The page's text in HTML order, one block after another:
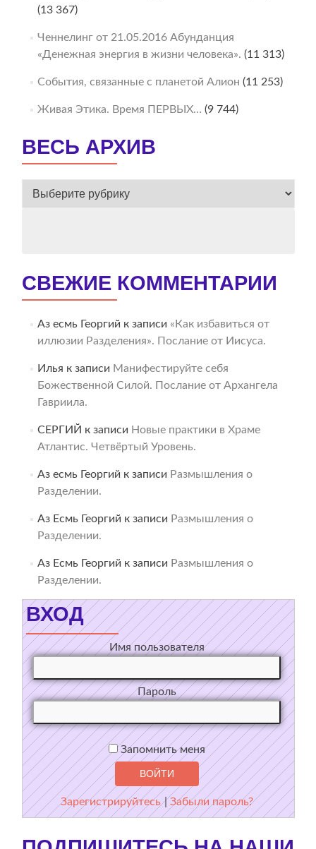
(13 367)
Ченнелинг от 21.05.2016 Абунданция
«Денежная энергия в жизни человека». (11 313)
События, связанные с планетой Алион (11 253)
Живая Этика. Время ПЕРВЫХ… (9 744)
ВЕСЬ АРХИВ
ВЕСЬ
СВЕЖИЕ КОММЕНТАРИИ
Аз есмь Георгий к записи «Как избавиться от
иллюзии Разделения». Послание от Иисуса.
Илья к записи Манифестируйте себя
Божественной Силой. Послание от Архангела
Гавриила.
СЕРГИЙ к записи Новые практики в Храме
Атлантис. Четвёртый Уровень.
Аз есмь Георгий к записи Размышления о
Разделении.
Аз Есмь Георгий к записи Размышления о
Разделении.
Аз Есмь Георгий к записи Размышления о
Разделении.
ВХОД
Имя пользователя
Пароль
Запомнить меня
Зарегистрируйтесь |Забыли пароль?